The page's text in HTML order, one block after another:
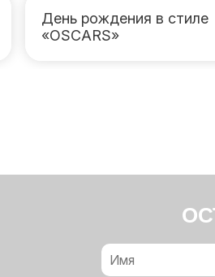
День рождения в стиле
«OSCARS»